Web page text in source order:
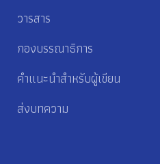
วารสาร
กองบรรณาธิการ
คำแนะนำสำหรับผู้เขียน
ส่งบทความ